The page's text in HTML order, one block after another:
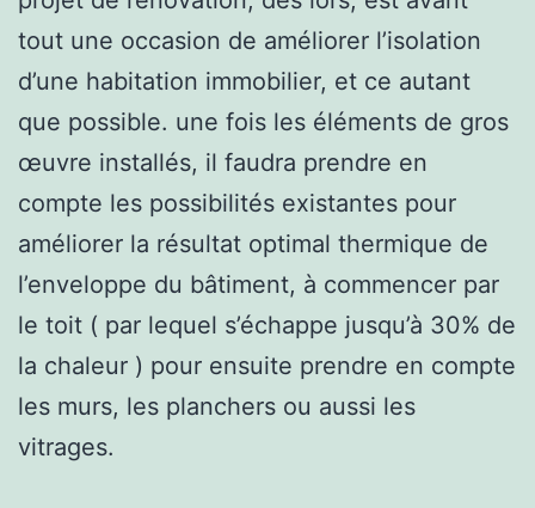
tout une occasion de améliorer l’isolation
d’une habitation immobilier, et ce autant
que possible. une fois les éléments de gros
œuvre installés, il faudra prendre en
compte les possibilités existantes pour
améliorer la résultat optimal thermique de
l’enveloppe du bâtiment, à commencer par
le toit ( par lequel s’échappe jusqu’à 30% de
la chaleur ) pour ensuite prendre en compte
les murs, les planchers ou aussi les
vitrages.